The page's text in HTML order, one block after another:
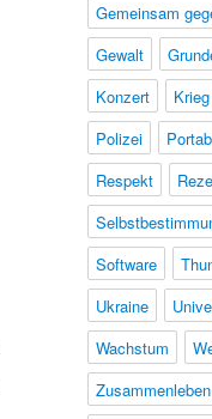
Gemeinsam
Gewalt
Konzert
Krieg
Polizei
Respekt
Software
Ukraine
Wachstum
Zusammenleben